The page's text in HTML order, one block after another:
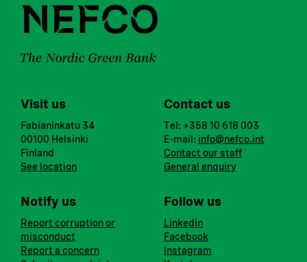
Visit us
Fabianinkatu 34
00100 Helsinki
Finland
See location
Contact us
Tel: +358 10 618 003
E-mail: info@nefco.int
Contact our staff
General enquiry
Notify us
Report corruption or
misconduct
Report a concern
Follow us
Linkedin
Facebook
Instagram